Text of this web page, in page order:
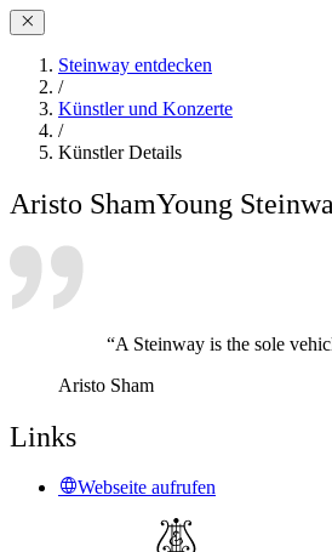
Steinway entdecken
/
Künstler und Konzerte
/
Künstler Details
Aristo ShamYoung
“A Steinway is the sole
Aristo Sham
Links
Webseite aufrufen